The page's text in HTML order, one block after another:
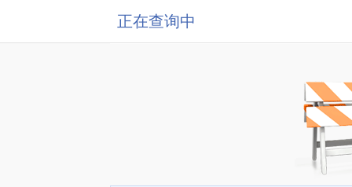
正在查询中